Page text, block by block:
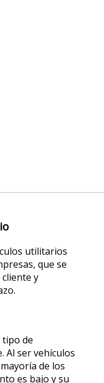
utilitarios
que se
y
tipo de
Al ser vehículos
de los
es bajo y su